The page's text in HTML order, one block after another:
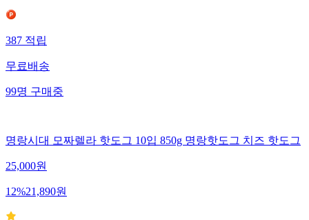
387적립
무료배송
99명구매중
명랑시대 모짜렐라 핫도그 10입 850g 명랑핫도그 치즈 핫도그
25,000원
12%21,890원